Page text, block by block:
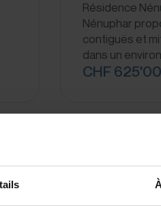
Résidence
Nénuphar
contiguës et
dans un
CHF